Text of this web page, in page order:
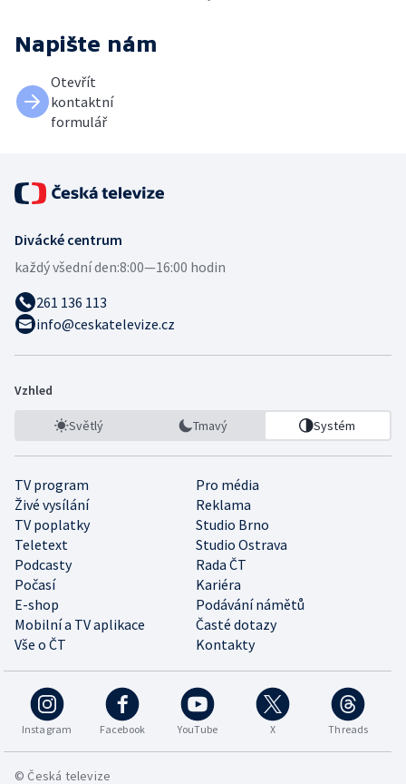
Napište nám
Otevřít
kontaktní
formulář
Divácké centrum
každý všední den:8:00—16:00 hodin
261 136 113
info@ceskatelevize.cz
Vzhled
Světlý Tmavý Systém
TV program
Pro média
Živé vysílání
Reklama
TV poplatky
Studio Brno
Teletext
Studio Ostrava
Podcasty
Rada ČT
Počasí
Kariéra
E-shop
Podávání námětů
Mobilní a TV aplikace
Časté dotazy
Vše o ČT
Kontakty
Instagram Facebook YouTube X Threads
© Česká televize